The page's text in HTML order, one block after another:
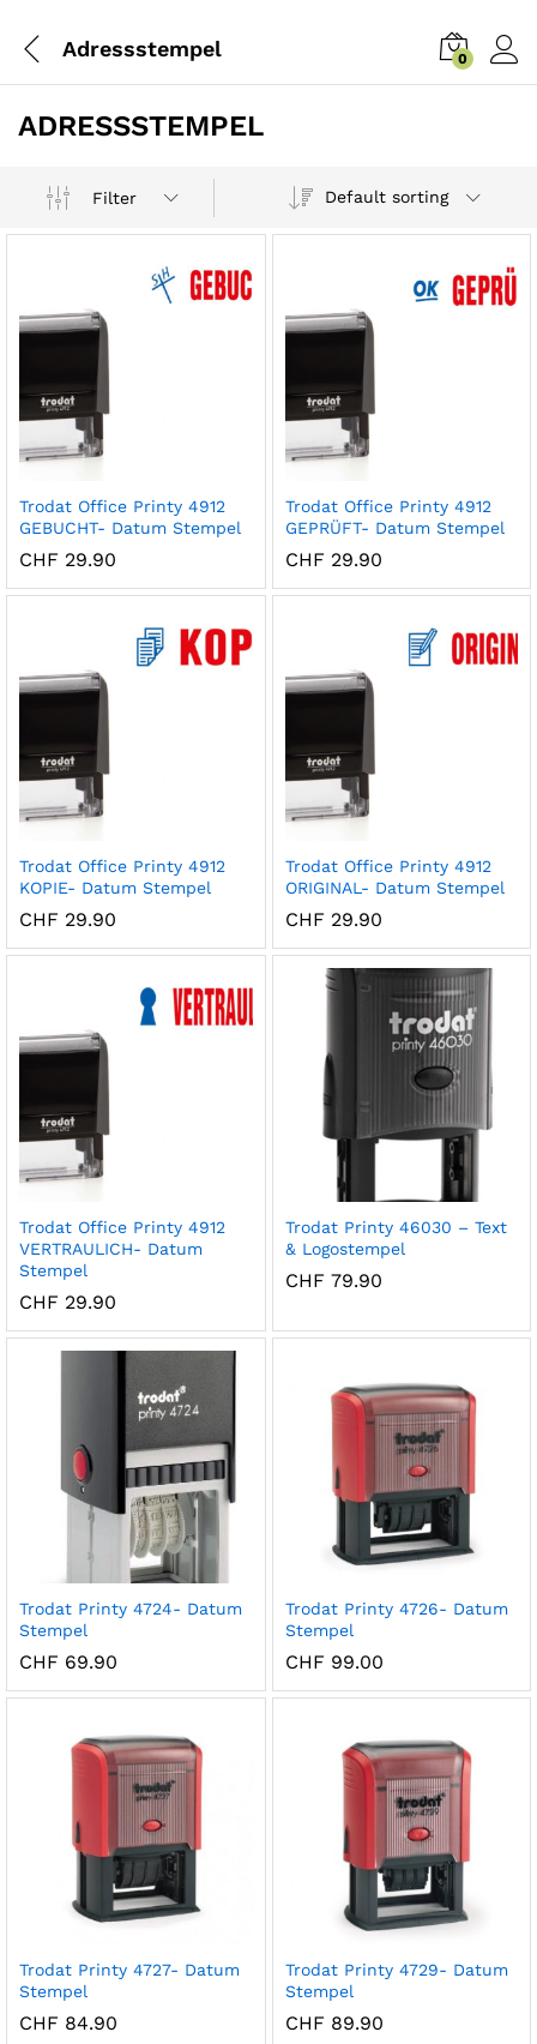
Adressstempel 0
ADRESSSTEMPEL
Filter Default sorting
Trodat Office Printy 4912
GEBUCHT- Datum Stempel
CHF 29.90
Trodat Office Printy 4912
GEPRÜFT- Datum Stempel
CHF 29.90
Trodat Office Printy 4912
KOPIE- Datum Stempel
CHF 29.90
Trodat Office Printy 4912
ORIGINAL- Datum Stempel
CHF 29.90
Trodat Office Printy 4912
VERTRAULICH- Datum
Stempel
CHF 29.90
Trodat Printy 46030 – Text
& Logostempel
CHF 79.90
Trodat Printy 4724- Datum
Stempel
CHF 69.90
Trodat Printy 4726- Datum
Stempel
CHF 99.00
Trodat Printy 4727- Datum
Stempel
CHF 84.90
Trodat Printy 4729- Datum
Stempel
CHF 89.90